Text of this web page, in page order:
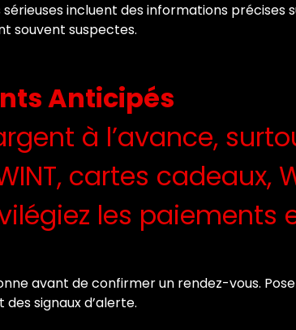
sérieuses incluent des informations précises
souvent suspectes.
Anticipés
à l’avance,
cartes cadeaux,
les paiements
avant de confirmer un rendez-vous.
signaux d’alerte.